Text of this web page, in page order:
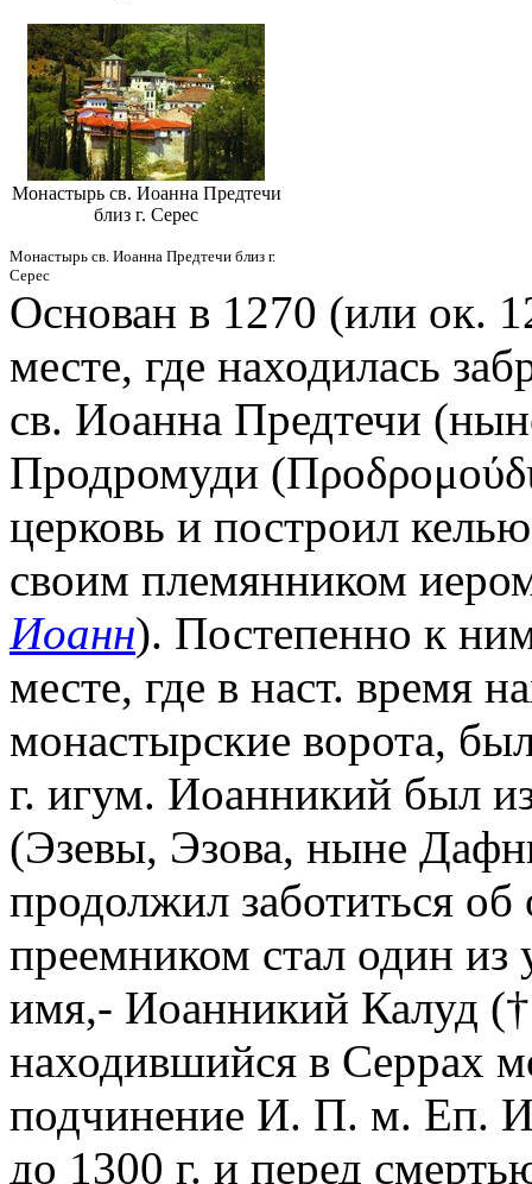
Монастырь св. Иоанна Предтечи
близ г. Серес
Монастырь св. Иоанна Предтечи близ г.
Серес
Основан в 1270 (или ок.
месте, где находилась
св. Иоанна Предтечи
Продромуди
церковь и построил
своим племянником
Иоанн). Постепенно к
месте, где в наст. время
монастырские ворота,
г. игум. Иоанникий был
(Эзевы, Эзова, ныне
продолжил заботиться
преемником стал один
имя,- Иоанникий Калуд
находившийся в Серрах
подчинение И. П. м. Еп.
до 1300 г. и перед